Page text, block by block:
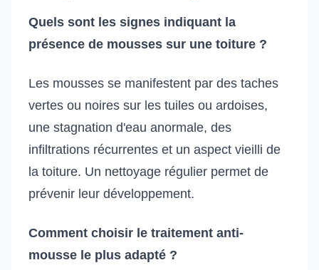
Quels sont les signes indiquant la
présence de mousses sur une toiture ?
Les mousses se manifestent par des taches
vertes ou noires sur les tuiles ou ardoises,
une stagnation d'eau anormale, des
infiltrations récurrentes et un aspect vieilli de
la toiture. Un nettoyage régulier permet de
prévenir leur développement.
Comment choisir le traitement anti-
mousse le plus adapté ?